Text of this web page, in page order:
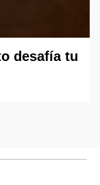
desafía tu